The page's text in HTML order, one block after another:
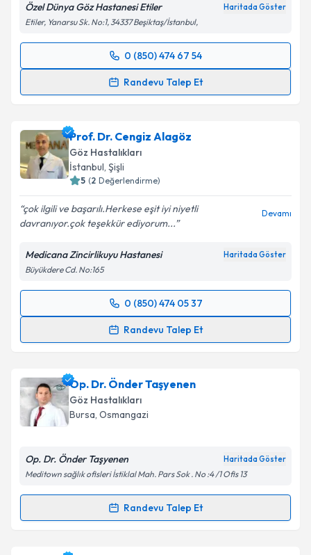
kapsamda işlenmesini kabul ediyorum.
Takvim Talebini Gönder
Özel Dünya Göz Hastanesi Etiler Haritada Göster
Etiler, Yanarsu Sk. No:1, 34337 Beşiktaş/İstanbul,
0 (850) 474 67 54
Randevu Talep Et
Randevu Takvimi Talebi
için bir takvim hazırlandığında e-posta ile
bilgilendireceğiz.
E-posta Adresiniz
Metni 'ni okudum ve kişisel verilerimin belirtilen
kapsamda işlenmesini kabul ediyorum.
Takvim Talebini Gönder
Prof. Dr. Cengiz Alagöz
Göz Hastalıkları
İstanbul, Şişli
5 (2 Değerlendirme)
çok ilgili ve başarılı.Herkese eşit iyi niyetli
davranıyor.çok teşekkür ediyorum...
Devamı
Medicana Zincirlikuyu Hastanesi Haritada Göster
Büyükdere Cd. No:165
0 (850) 474 05 37
Randevu Talep Et
Randevu Takvimi Talebi
takvim hazırlandığında e-posta ile bilgilendireceğiz.
E-posta Adresiniz
Kişisel verilerimin işlenmesine ilişkinAydınlatma
Metni'ni okudum ve kişisel verilerimin belirtilen
kapsamda işlenmesini kabul ediyorum.
Op. Dr. Önder Taşyenen
Göz Hastalıkları
Bursa, Osmangazi
Op. Dr. Önder Taşyenen Haritada Göster
Meditown sağlık ofisleri İstiklal Mah. Pars Sok . No :4 /1 Ofis 13
Randevu Talep Et
Randevu Takvimi Talebi